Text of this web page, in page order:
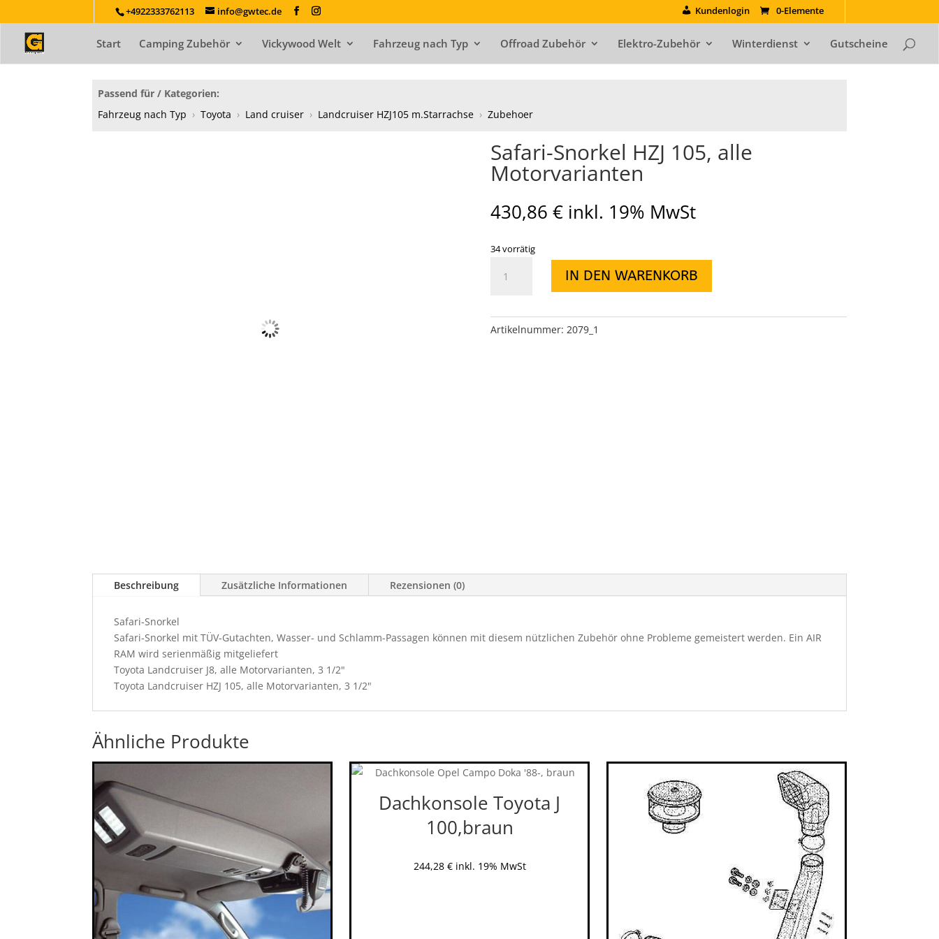
+4922333762113 info@gwtec.de Kundenlogin 0-Elemente
Start Camping Zubehör Vickywood Welt Fahrzeug nach Typ Offroad Zubehör Elektro-Zubehör Winterdienst Gutscheine
Passend für / Kategorien:
Fahrzeug nach Typ › Toyota › Land cruiser › Landcruiser HZJ105 m.Starrachse › Zubehoer
Safari-Snorkel HZJ 105, alle
Motorvarianten
430,86 € inkl. 19% MwSt
34 vorrätig
Snorkel
alle
IN DEN WARENKORB
Artikelnummer: 2079_1
Beschreibung Zusätzliche Informationen Rezensionen (0)
Safari-Snorkel
Safari-Snorkel mit TÜV-Gutachten, Wasser- und Schlamm-Passagen können mit diesem nützlichen Zubehör ohne Probleme gemeistert werden. Ein AIR
RAM wird serienmäßig mitgeliefert
Toyota Landcruiser J8, alle Motorvarianten, 3 1/2"
Toyota Landcruiser HZJ 105, alle Motorvarianten, 3 1/2"
Ähnliche Produkte
Dachkonsole Toyota J
100,braun
244,28 € inkl. 19% MwSt